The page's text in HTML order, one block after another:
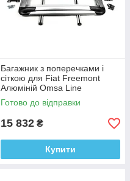
Багажник з поперечками і
сіткою для Fiat Freemont
Алюміній Omsa Line
Готово до відправки
15 832 ₴
Купити